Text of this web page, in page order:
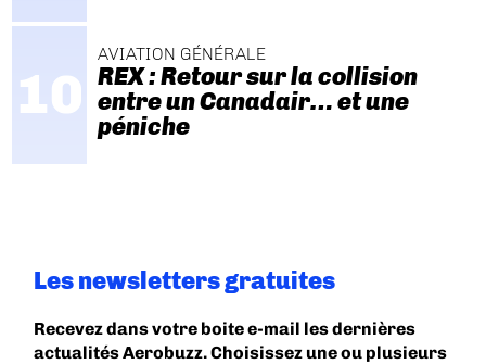
AVIATION GÉNÉRALE
REX : Retour sur la collision
entre un Canadair… et une
péniche
Les newsletters gratuites
Recevez dans votre boite e-mail les dernières
actualités Aerobuzz. Choisissez une ou plusieurs